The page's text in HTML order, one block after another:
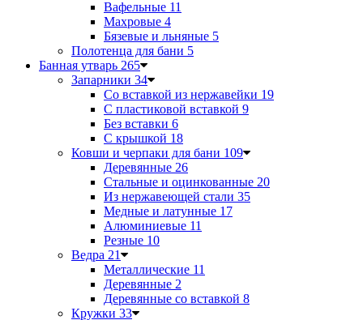
Вафельные 11
Махровые 4
Бязевые и льняные 5
Полотенца для бани 5
Банная утварь 265
Запарники 34
Со вставкой из нержавейки 19
С пластиковой вставкой 9
Без вставки 6
С крышкой 18
Ковши и черпаки для бани 109
Деревянные 26
Стальные и оцинкованные 20
Из нержавеющей стали 35
Медные и латунные 17
Алюминиевые 11
Резные 10
Ведра 21
Металлические 11
Деревянные 2
Деревянные со вставкой 8
Кружки 33